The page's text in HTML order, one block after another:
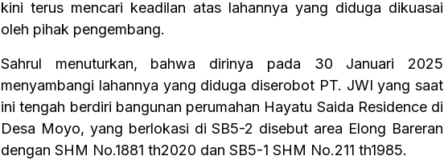
kini terus mencari keadilan atas lahannya yang diduga dikuasai
oleh pihak pengembang.
Sahrul menuturkan, bahwa dirinya pada 30 Januari 2025
menyambangi lahannya yang diduga diserobot PT. JWI yang saat
ini tengah berdiri bangunan perumahan Hayatu Saida Residence di
Desa Moyo, yang berlokasi di SB5-2 disebut area Elong Bareran
dengan SHM No.1881 th2020 dan SB5-1 SHM No.211 th1985.